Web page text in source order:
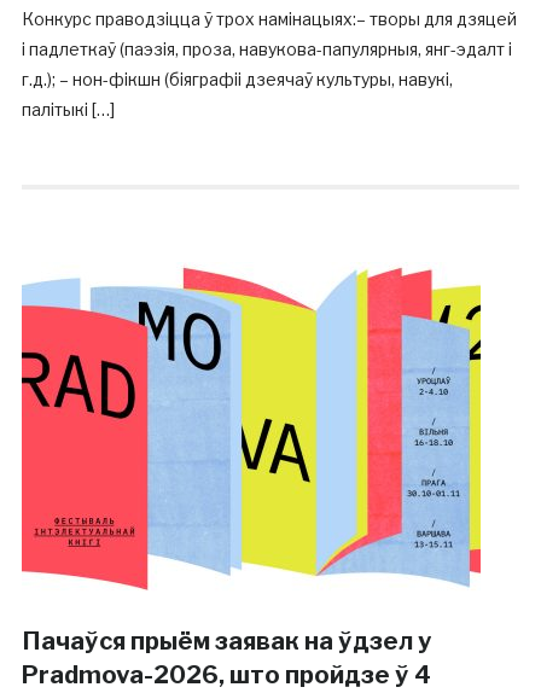
Конкурс праводзіцца ў трох намінацыях:– творы для дзяцей
і падлеткаў (паэзія, проза, навукова-папулярныя, янг-эдалт і
г.д.); – нон-фікшн (біяграфіі дзеячаў культуры, навукі,
палітыкі […]
Пачаўся прыём заявак на ўдзел у
Pradmova-2026, што пройдзе ў 4